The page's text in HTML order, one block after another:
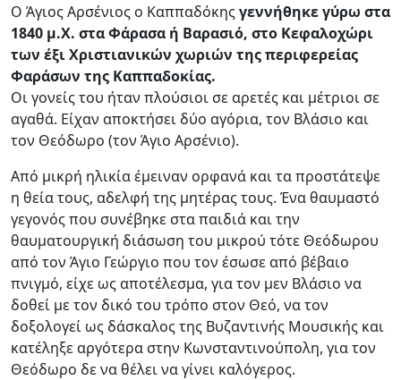
Ο Άγιος Αρσένιος ο Καππαδόκηςγεννήθηκε γύρω στα
1840 μ.Χ. στα Φάρασα ή Βαρασιό, στο Κεφαλοχώρι
των έξι Χριστιανικών χωριών της περιφερείας
Φαράσων της Καππαδοκίας.
Οι γονείς του ήταν πλούσιοι σε αρετές και μέτριοι σε
αγαθά. Είχαν αποκτήσει δύο αγόρια, τον Βλάσιο και
τον Θεόδωρο (τον Άγιο Αρσένιο).
Από μικρή ηλικία έμειναν ορφανά και τα προστάτεψε
η θεία τους, αδελφή της μητέρας τους. Ένα θαυμαστό
γεγονός που συνέβηκε στα παιδιά και την
θαυματουργική διάσωση του μικρού τότε Θεόδωρου
από τον Άγιο Γεώργιο που τον έσωσε από βέβαιο
πνιγμό, είχε ως αποτέλεσμα, για τον μεν Βλάσιο να
δοθεί με τον δικό του τρόπο στον Θεό, να τον
δοξολογεί ως δάσκαλος της Βυζαντινής Μουσικής και
κατέληξε αργότερα στην Κωνσταντινούπολη, για τον
Θεόδωρο δε να θέλει να γίνει καλόγερος.